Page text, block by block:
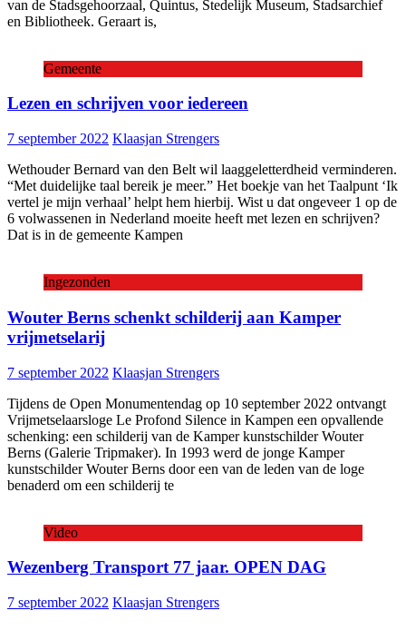
van de Stadsgehoorzaal, Quintus, Stedelijk Museum, Stadsarchief
en Bibliotheek. Geraart is,
Gemeente
Lezen en schrijven voor iedereen
7 september 2022 Klaasjan Strengers
Wethouder Bernard van den Belt wil laaggeletterdheid verminderen.
“Met duidelijke taal bereik je meer.” Het boekje van het Taalpunt ‘Ik
vertel je mijn verhaal’ helpt hem hierbij. Wist u dat ongeveer 1 op de
6 volwassenen in Nederland moeite heeft met lezen en schrijven?
Dat is in de gemeente Kampen
Ingezonden
Wouter Berns schenkt schilderij aan Kamper
vrijmetselarij
7 september 2022 Klaasjan Strengers
Tijdens de Open Monumentendag op 10 september 2022 ontvangt
Vrijmetselaarsloge Le Profond Silence in Kampen een opvallende
schenking: een schilderij van de Kamper kunstschilder Wouter
Berns (Galerie Tripmaker). In 1993 werd de jonge Kamper
kunstschilder Wouter Berns door een van de leden van de loge
benaderd om een schilderij te
Video
Wezenberg Transport 77 jaar. OPEN DAG
7 september 2022 Klaasjan Strengers